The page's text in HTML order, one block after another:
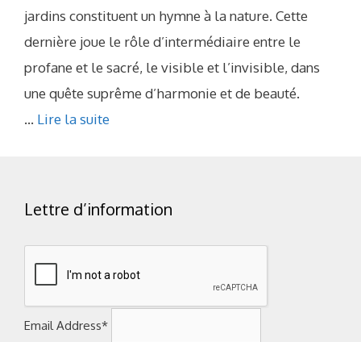
jardins constituent un hymne à la nature. Cette
dernière joue le rôle d’intermédiaire entre le
profane et le sacré, le visible et l’invisible, dans
une quête suprême d’harmonie et de beauté.
... Lire la suite
Lettre d’information
Email Address*